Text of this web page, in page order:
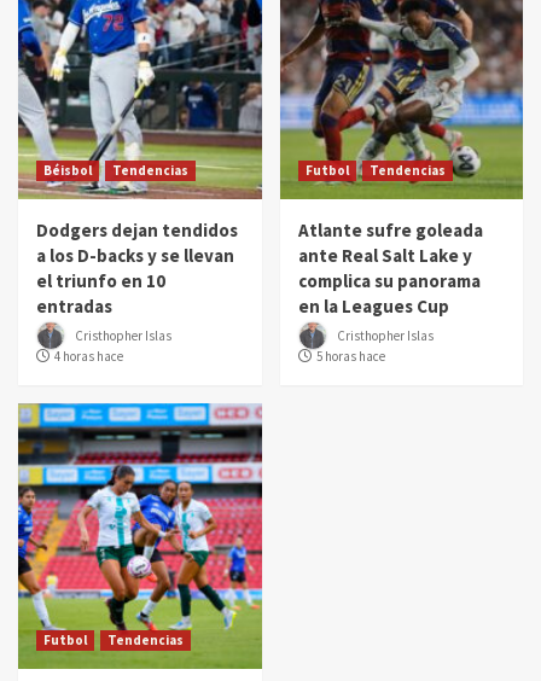
Béisbol Tendencias
Dodgers dejan tendidos
a los D-backs y se llevan
el triunfo en 10
entradas
Cristhopher Islas
4 horas hace
Futbol Tendencias
Atlante sufre goleada
ante Real Salt Lake y
complica su panorama
en la Leagues Cup
Cristhopher Islas
5 horas hace
Futbol Tendencias